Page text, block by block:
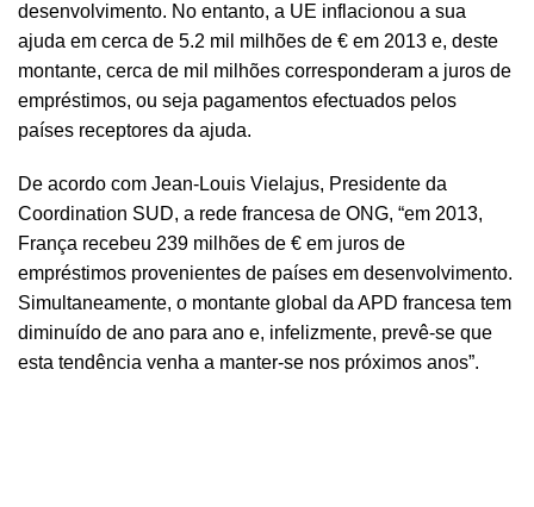
desenvolvimento. No entanto, a UE inflacionou a sua
ajuda em cerca de 5.2 mil milhões de € em 2013 e, deste
montante, cerca de mil milhões corresponderam a juros de
empréstimos, ou seja pagamentos efectuados pelos
países receptores da ajuda.
De acordo com Jean-Louis Vielajus, Presidente da
Coordination SUD, a rede francesa de ONG, “em 2013,
França recebeu 239 milhões de € em juros de
empréstimos provenientes de países em desenvolvimento.
Simultaneamente, o montante global da APD francesa tem
diminuído de ano para ano e, infelizmente, prevê-se que
esta tendência venha a manter-se nos próximos anos”.